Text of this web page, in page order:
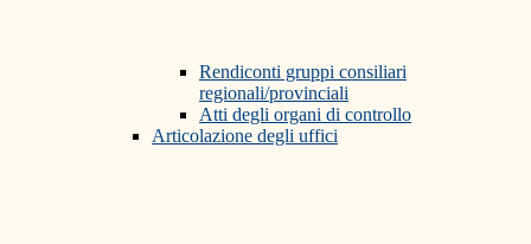
Rendiconti gruppi consiliari
regionali/provinciali
Atti degli organi di controllo
Articolazione degli uffici